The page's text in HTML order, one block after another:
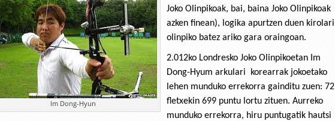
Im Dong-Hyun
Joko Olinpikoak, bai, baina Joko Olinpikoak
azken finean), logika apurtzen duen kirolari
olinpiko batez ariko gara oraingoan.
2.012ko Londresko Joko Olinpikoetan Im
Dong-Hyum arkulari korearrak jokoetako
lehen munduko errekorra gainditu zuen: 72
fletxekin 699 puntu lortu zituen. Aurreko
munduko errekorra, hiru puntugatik hautsi